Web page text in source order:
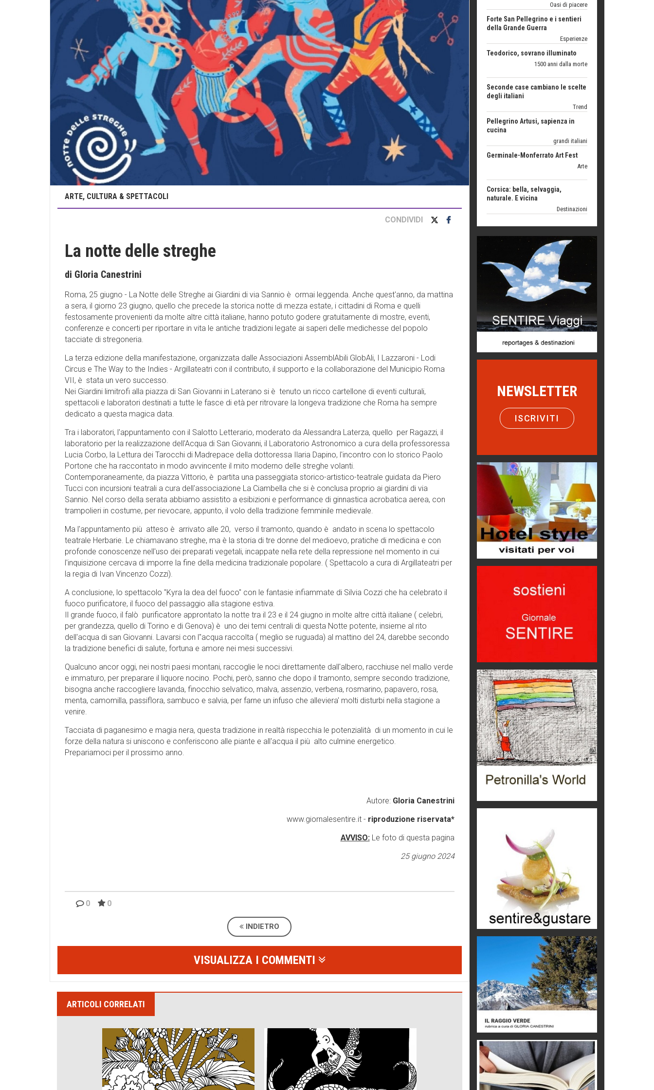
ARTE, CULTURA & SPETTACOLI
CONDIVIDI
La notte delle streghe
di Gloria Canestrini
Roma, 25 giugno - La Notte delle Streghe ai Giardini di via Sannio è ormai leggenda. Anche quest'anno, da mattina
a sera, il giorno 23 giugno, quello che precede la storica notte di mezza estate, i cittadini di Roma e quelli
festosamente provenienti da molte altre città italiane, hanno potuto godere gratuitamente di mostre, eventi,
conferenze e concerti per riportare in vita le antiche tradizioni legate ai saperi delle medichesse del popolo
tacciate di stregoneria.
La terza edizione della manifestazione, organizzata dalle Associazioni AssemblAbili GlobAli, I Lazzaroni - Lodi
Circus e The Way to the Indies - Argillateatri con il contributo, il supporto e la collaborazione del Municipio Roma
VII, è stata un vero successo.
Nei Giardini limitrofi alla piazza di San Giovanni in Laterano si è tenuto un ricco cartellone di eventi culturali,
spettacoli e laboratori destinati a tutte le fasce di età per ritrovare la longeva tradizione che Roma ha sempre
dedicato a questa magica data.
Tra i laboratori, l'appuntamento con il Salotto Letterario, moderato da Alessandra Laterza, quello per Ragazzi, il
laboratorio per la realizzazione dell'Acqua di San Giovanni, il Laboratorio Astronomico a cura della professoressa
Lucia Corbo, la Lettura dei Tarocchi di Madrepace della dottoressa Ilaria Dapino, l'incontro con lo storico Paolo
Portone che ha raccontato in modo avvincente il mito moderno delle streghe volanti.
Contemporaneamente, da piazza Vittorio, è partita una passeggiata storico-artistico-teatrale guidata da Piero
Tucci con incursioni teatrali a cura dell'associazione La Ciambella che si è conclusa proprio ai giardini di via
Sannio. Nel corso della serata abbiamo assistito a esibizioni e performance di ginnastica acrobatica aerea, con
trampolieri in costume, per rievocare, appunto, il volo della tradizione femminile medievale.
Ma l'appuntamento più atteso è arrivato alle 20, verso il tramonto, quando è andato in scena lo spettacolo
teatrale Herbarie. Le chiamavano streghe, ma è la storia di tre donne del medioevo, pratiche di medicina e con
profonde conoscenze nell'uso dei preparati vegetali, incappate nella rete della repressione nel momento in cui
l'inquisizione cercava di imporre la fine della medicina tradizionale popolare. ( Spettacolo a cura di Argillateatri per
la regia di Ivan Vincenzo Cozzi).
A conclusione, lo spettacolo "Kyra la dea del fuoco" con le fantasie infiammate di Silvia Cozzi che ha celebrato il
fuoco purificatore, il fuoco del passaggio alla stagione estiva.
Il grande fuoco, il falò purificatore approntato la notte tra il 23 e il 24 giugno in molte altre città italiane ( celebri,
per grandezza, quello di Torino e di Genova) è uno dei temi centrali di questa Notte potente, insieme al rito
dell'acqua di san Giovanni. Lavarsi con l"acqua raccolta ( meglio se ruguada) al mattino del 24, darebbe secondo
la tradizione benefici di salute, fortuna e amore nei mesi successivi.
Qualcuno ancor oggi, nei nostri paesi montani, raccoglie le noci direttamente dall'albero, racchiuse nel mallo verde
e immaturo, per preparare il liquore nocino. Pochi, però, sanno che dopo il tramonto, sempre secondo tradizione,
bisogna anche raccogliere lavanda, finocchio selvatico, malva, assenzio, verbena, rosmarino, papavero, rosa,
menta, camomilla, passiflora, sambuco e salvia, per farne un infuso che alleviera' molti disturbi nella stagione a
venire.
Tacciata di paganesimo e magia nera, questa tradizione in realtà rispecchia le potenzialità di un momento in cui le
forze della natura si uniscono e conferiscono alle piante e all'acqua il più alto culmine energetico.
Prepariamoci per il prossimo anno.
Autore: Gloria Canestrini
www.giornalesentire.it - riproduzione riservata*
AVVISO:Le foto di questa pagina
25 giugno 2024
0 0
INDIETRO
VISUALIZZA I COMMENTI
ARTICOLI CORRELATI
Teodorico, sovrano illuminato
1500 anni dalla morte
Seconde case cambiano le scelte
Pellegrino Artusi, sapienza in
Germinale-Monferrato Art Fest
Arte
Trentodoc Festival, bollicine di
Viaggi
C'era una volta la legge per le
valli del silenzio
Idee per il futuro
Torre dell'Orso, mare di Puglia
itinerari italiani
Boboli, il giardino della botanica
Gioielli italiani
scammer
di Mirta B. Bono
intelligenza artificiale
Agordino - Vacanze per la
famiglia
Montagna italiana
Emilio Isgrò, il cancellatore
ARTE militante
Hotels, B&B e Ristoranti... 10 &
lode
Le nostre recensioni
Oasi di piacere
della Grande Guerra
Esperienze
Teodorico, sovrano illuminato
Seconde case cambiano le scelte
degli italiani
Trend
Pellegrino Artusi, sapienza in
cucina
grandi italiani
Germinale-Monferrato Art Fest
Arte
Corsica: bella, selvaggia,
naturale. E vicina
Trentodoc Festival, bollicine di
Grecia, le donne di Olympos
C'era una volta la legge per le
valli del silenzio
Idee per il futuro
Torre dell'Orso, mare di Puglia
itinerari italiani
Boboli, il giardino della botanica
Gioielli italiani
Menzogne di stato
Le dichiarazioni di Maurizio Federico
scammer
di Mirta B. Bono
NEWSLETTER
ISCRIVITI